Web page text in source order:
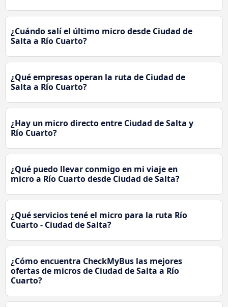
¿Cuándo salí el último micro desde Ciudad de
Salta a Río Cuarto?
¿Qué empresas operan la ruta de Ciudad de
Salta a Río Cuarto?
¿Hay un micro directo entre Ciudad de Salta y
Río Cuarto?
¿Qué puedo llevar conmigo en mi viaje en
micro a Río Cuarto desde Ciudad de Salta?
¿Qué servicios tené el micro para la ruta Río
Cuarto - Ciudad de Salta?
¿Cómo encuentra CheckMyBus las mejores
ofertas de micros de Ciudad de Salta a Río
Cuarto?